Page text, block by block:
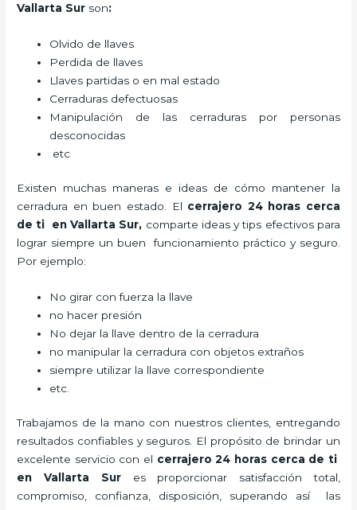
Vallarta Sur son:
Olvido de llaves
Perdida de llaves
Llaves partidas o en mal estado
Cerraduras defectuosas
Manipulación de las cerraduras por personas
desconocidas
etc
Existen muchas maneras e ideas de cómo mantener la
cerradura en buen estado. El cerrajero 24 horas cerca
de ti en Vallarta Sur, comparte ideas y tips efectivos para
lograr siempre un buen funcionamiento práctico y seguro.
Por ejemplo:
No girar con fuerza la llave
no hacer presión
No dejar la llave dentro de la cerradura
no manipular la cerradura con objetos extraños
siempre utilizar la llave correspondiente
etc.
Trabajamos de la mano con nuestros clientes, entregando
resultados confiables y seguros. El propósito de brindar un
excelente servicio con el cerrajero 24 horas cerca de ti
en Vallarta Sures proporcionar satisfacción total,
compromiso, confianza, disposición, superando así las